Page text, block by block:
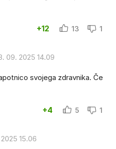
+12 13 1
09. 2025 14.09
svojega zdravnika. Če
+4 5 1
15.06